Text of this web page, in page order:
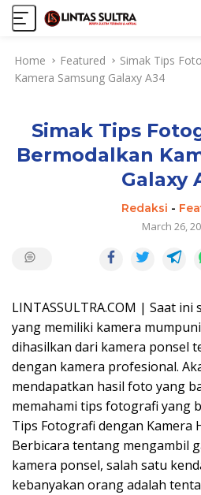
Home Featured
Simak Tips
Kamera Samsung Galaxy A34
Simak Tips
Bermodalkan
Galaxy
Redaksi -
March 26,
LINTASSULTRA.COM | Saat
yang memiliki kamera
dihasilkan dari kamera ponsel
dengan kamera profesional.
mendapatkan hasil foto yang
memahami tips fotografi yang
Tips Fotografi dengan Kamera
Berbicara tentang mengambil
kamera ponsel, salah satu
kebanyakan orang adalah